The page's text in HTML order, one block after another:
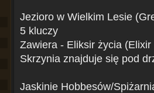
Jezioro w Wielkim Lesie
5 kluczy
Zawiera - Eliksir życia (Elixir
Skrzynia znajduje się pod
Jaskinie Hobbesów/